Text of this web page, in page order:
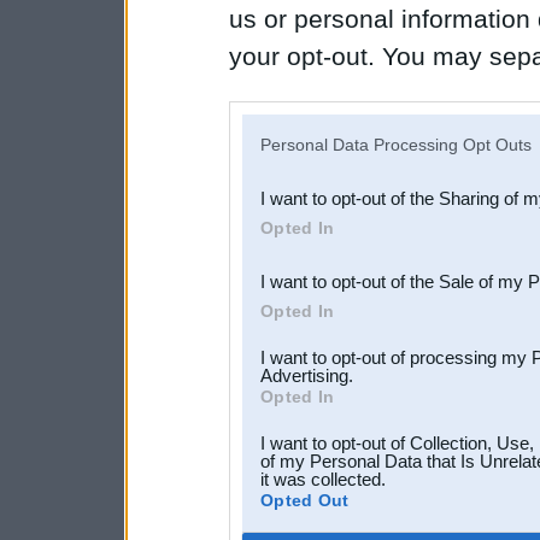
us or personal
your opt-out. You may
Downstream Participants
third parties.
Personal Data Processing Opt Outs
I want to opt-out of the Sharing of
Opted In
I want to opt-out of the Sale of my
Opted In
I want to opt-out of processing my
Advertising.
Opted In
I want to opt-out of Collection,
of my Personal Data that Is
it was collected.
Opted Out